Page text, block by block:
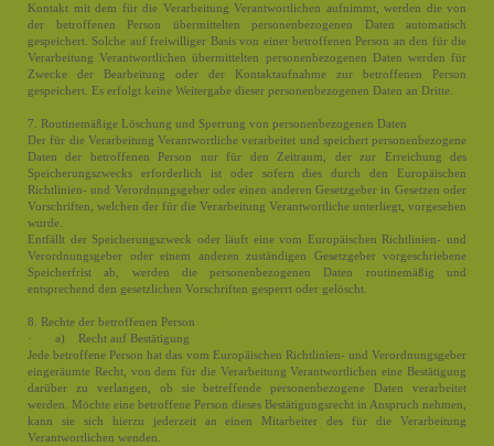
Kontakt mit dem für die Verarbeitung Verantwortlichen aufnimmt, werden die von
der betroffenen Person übermittelten personenbezogenen Daten automatisch
gespeichert. Solche auf freiwilliger Basis von einer betroffenen Person an den für die
Verarbeitung Verantwortlichen übermittelten personenbezogenen Daten werden für
Zwecke der Bearbeitung oder der Kontaktaufnahme zur betroffenen Person
gespeichert. Es erfolgt keine Weitergabe dieser personenbezogenen Daten an Dritte.
7. Routinemäßige Löschung und Sperrung von personenbezogenen Daten
Der für die Verarbeitung Verantwortliche verarbeitet und speichert personenbezogene
Daten der betroffenen Person nur für den Zeitraum, der zur Erreichung des
Speicherungszwecks erforderlich ist oder sofern dies durch den Europäischen
Richtlinien- und Verordnungsgeber oder einen anderen Gesetzgeber in Gesetzen oder
Vorschriften, welchen der für die Verarbeitung Verantwortliche unterliegt, vorgesehen
wurde.
Entfällt der Speicherungszweck oder läuft eine vom Europäischen Richtlinien- und
Verordnungsgeber oder einem anderen zuständigen Gesetzgeber vorgeschriebene
Speicherfrist ab, werden die personenbezogenen Daten routinemäßig und
entsprechend den gesetzlichen Vorschriften gesperrt oder gelöscht.
8. Rechte der betroffenen Person
· a) Recht auf Bestätigung
Jede betroffene Person hat das vom Europäischen Richtlinien- und Verordnungsgeber
eingeräumte Recht, von dem für die Verarbeitung Verantwortlichen eine Bestätigung
darüber zu verlangen, ob sie betreffende personenbezogene Daten verarbeitet
werden. Möchte eine betroffene Person dieses Bestätigungsrecht in Anspruch nehmen,
kann sie sich hierzu jederzeit an einen Mitarbeiter des für die Verarbeitung
Verantwortlichen wenden.